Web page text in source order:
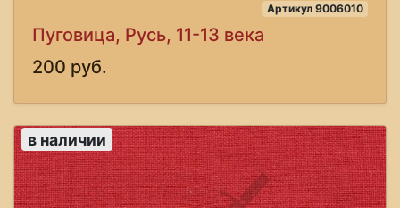
Артикул 9006010
Пуговица, Русь, 11-13 века
200 руб.
в наличии